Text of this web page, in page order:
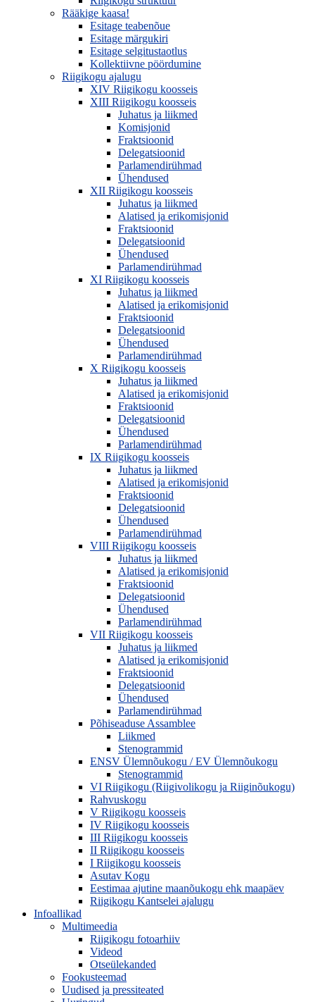
Rääkige kaasa!
Esitage teabenõue
Esitage märgukiri
Esitage selgitustaotlus
Kollektiivne pöördumine
Riigikogu ajalugu
XIV Riigikogu koosseis
XIII Riigikogu koosseis
Juhatus ja liikmed
Komisjonid
Fraktsioonid
Delegatsioonid
Parlamendirühmad
Ühendused
XII Riigikogu koosseis
Juhatus ja liikmed
Alatised ja erikomisjonid
Fraktsioonid
Delegatsioonid
Ühendused
Parlamendirühmad
XI Riigikogu koosseis
Juhatus ja liikmed
Alatised ja erikomisjonid
Fraktsioonid
Delegatsioonid
Ühendused
Parlamendirühmad
X Riigikogu koosseis
Juhatus ja liikmed
Alatised ja erikomisjonid
Fraktsioonid
Delegatsioonid
Ühendused
Parlamendirühmad
IX Riigikogu koosseis
Juhatus ja liikmed
Alatised ja erikomisjonid
Fraktsioonid
Delegatsioonid
Ühendused
Parlamendirühmad
VIII Riigikogu koosseis
Juhatus ja liikmed
Alatised ja erikomisjonid
Fraktsioonid
Delegatsioonid
Ühendused
Parlamendirühmad
VII Riigikogu koosseis
Juhatus ja liikmed
Alatised ja erikomisjonid
Fraktsioonid
Delegatsioonid
Ühendused
Parlamendirühmad
Põhiseaduse Assamblee
Liikmed
Stenogrammid
ENSV Ülemnõukogu / EV Ülemnõukogu
Stenogrammid
VI Riigikogu (Riigivolikogu ja Riiginõukogu)
Rahvuskogu
V Riigikogu koosseis
IV Riigikogu koosseis
III Riigikogu koosseis
II Riigikogu koosseis
I Riigikogu koosseis
Asutav Kogu
Eestimaa ajutine maanõukogu ehk maapäev
Riigikogu Kantselei ajalugu
Infoallikad
Multimeedia
Riigikogu fotoarhiiv
Videod
Otseülekanded
Fookusteemad
Uudised ja pressiteated